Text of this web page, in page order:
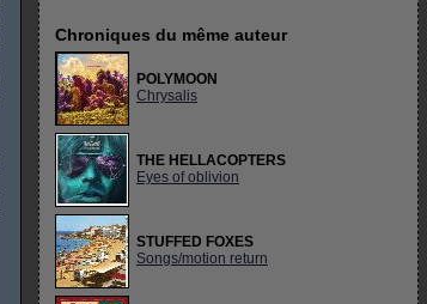
Chroniques du même auteur
POLYMOON
Chrysalis
THE HELLACOPTERS
Eyes of oblivion
STUFFED FOXES
Songs/motion return